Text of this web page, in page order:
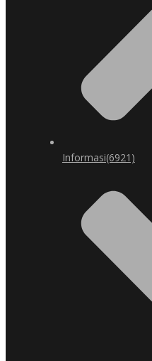
Informasi(6921)